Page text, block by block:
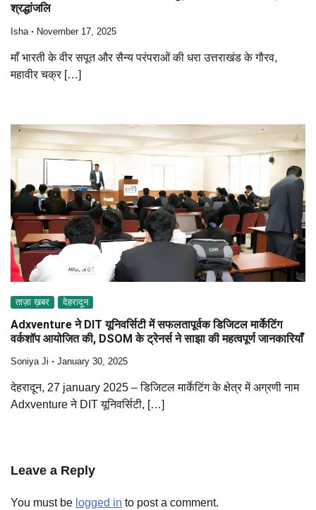
श्रद्धांजलि
Isha November 17, 2025
माँ भारती के वीर सपूत और सैन्य परंपराओं की धरा उत्तराखंड के गौरव,
महावीर चक्र […]
ताज़ा ख़बर देहरादून
Adxventure ने DIT यूनिवर्सिटी में सफलतापूर्वक डिजिटल मार्केटिंग
वर्कशॉप आयोजित की, DSOM के ट्रेनर्स ने साझा की महत्वपूर्ण जानकारियाँ
Soniya Ji January 30, 2025
देहरादून, 27 january 2025 – डिजिटल मार्केटिंग के क्षेत्र में अग्रणी नाम
Adxventure ने DIT यूनिवर्सिटी, […]
Leave a Reply
You must be logged in to post a comment.